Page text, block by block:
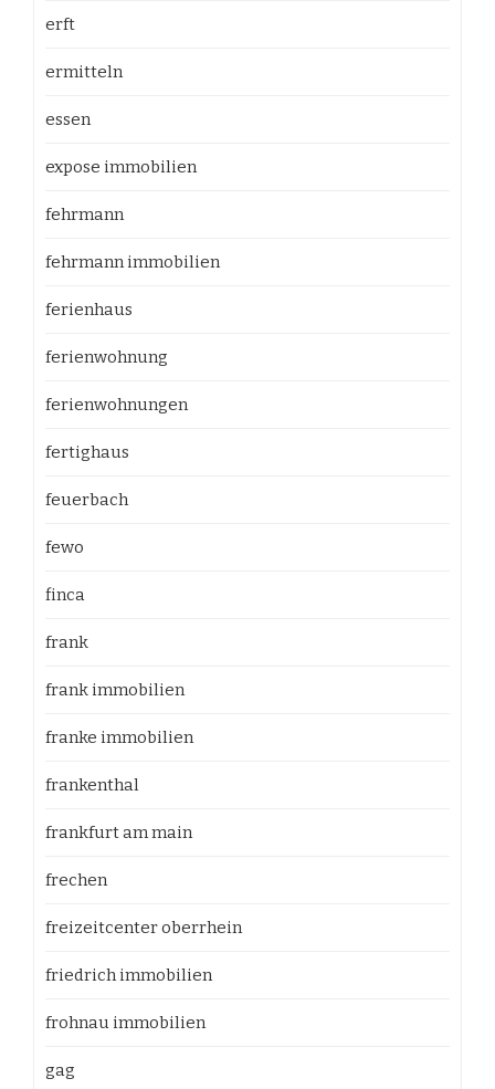
erft
ermitteln
essen
expose immobilien
fehrmann
fehrmann immobilien
ferienhaus
ferienwohnung
ferienwohnungen
fertighaus
feuerbach
fewo
finca
frank
frank immobilien
franke immobilien
frankenthal
frankfurt am main
frechen
freizeitcenter oberrhein
friedrich immobilien
frohnau immobilien
gag